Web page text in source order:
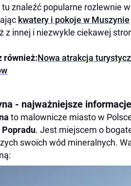
znaleźć popularne rozlewnie
kwatery i pokoje w Muszynie
z innej i niezwykle ciekawej
również:Nowa atrakcja
- najważniejsze informacje
to malownicze miasto w
. Jest miejscem o
swoich wód mineralnych.